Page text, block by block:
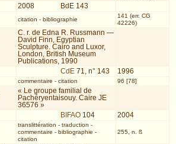
2008
BdE 143
citation - bibliographie
141 (err. CG
42226)
C. r. de Edna R. Russmann —
David Finn, Egyptian
Sculpture. Cairo and Luxor,
London, British Museum
Publications, 1990
CdE 71, n° 143 1996
commentaire - citation 96 [78]
« Le groupe familial de
Pachéryentaisouy. Caire JE
36576 »
BIFAO 104 2004
translittération - traduction -
commentaire - bibliographie -
citation
255, n. ß